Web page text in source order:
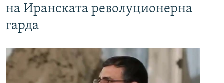
на Иранската револуционерна
гарда